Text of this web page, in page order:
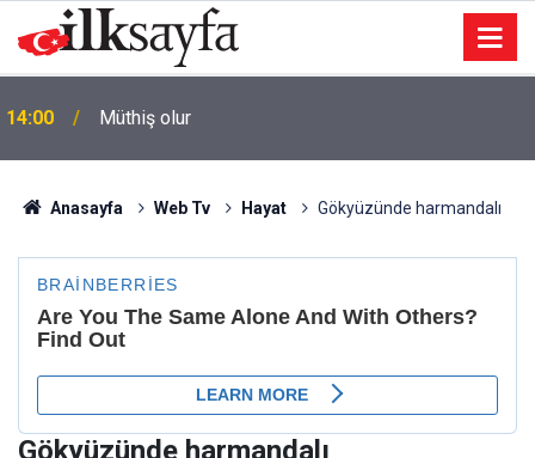
14:00 Müthiş olur
Anasayfa Web Tv Hayat Gökyüzünde harmandalı
Gökyüzünde harmandalı